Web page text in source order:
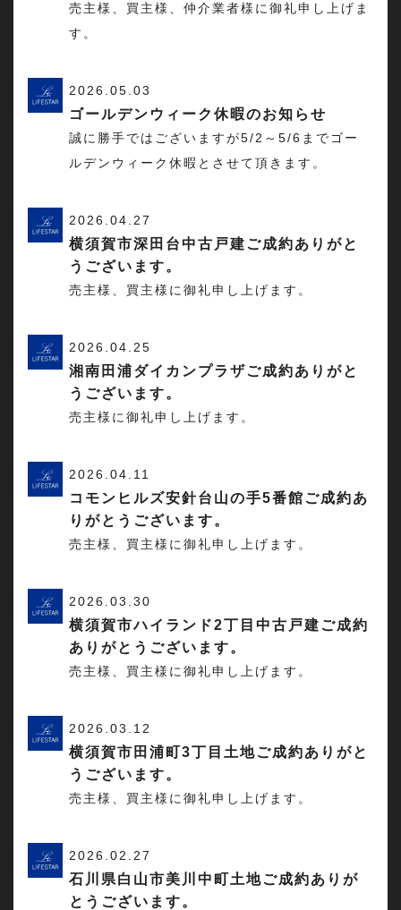
売主様、買主様、仲介業者様に御礼申し上げま
す。
2026.05.03
ゴールデンウィーク休暇のお知らせ
誠に勝手ではございますが5/2～5/6までゴー
ルデンウィーク休暇とさせて頂きます。
2026.04.27
横須賀市深田台中古戸建ご成約ありがと
うございます。
売主様、買主様に御礼申し上げます。
2026.04.25
湘南田浦ダイカンプラザご成約ありがと
うございます。
売主様に御礼申し上げます。
2026.04.11
コモンヒルズ安針台山の手5番館ご成約あ
りがとうございます。
売主様、買主様に御礼申し上げます。
2026.03.30
横須賀市ハイランド2丁目中古戸建ご成約
ありがとうございます。
売主様、買主様に御礼申し上げます。
2026.03.12
横須賀市田浦町3丁目土地ご成約ありがと
うございます。
売主様、買主様に御礼申し上げます。
2026.02.27
石川県白山市美川中町土地ご成約ありが
とうございます。